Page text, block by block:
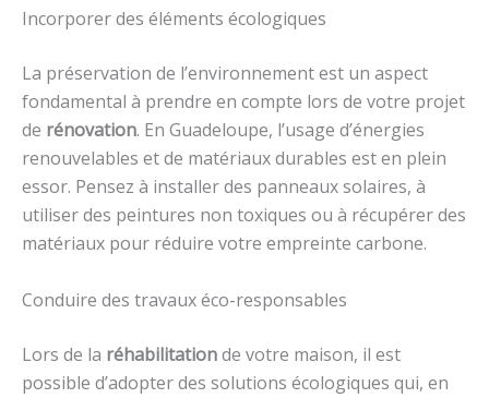
Incorporer des éléments écologiques
La préservation de l’environnement est un aspect
fondamental à prendre en compte lors de votre projet
de rénovation. En Guadeloupe, l’usage d’énergies
renouvelables et de matériaux durables est en plein
essor. Pensez à installer des panneaux solaires, à
utiliser des peintures non toxiques ou à récupérer des
matériaux pour réduire votre empreinte carbone.
Conduire des travaux éco-responsables
Lors de la réhabilitationde votre maison, il est
possible d’adopter des solutions écologiques qui, en